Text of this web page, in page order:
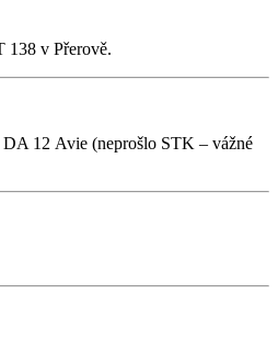
138 v Přerově.
12 Avie (neprošlo STK – vážné